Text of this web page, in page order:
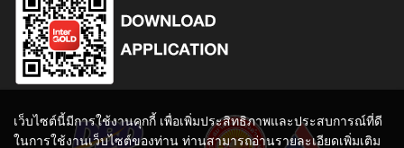
เว็บไซต์นี้มีการใช้งานคุกกี้ เพื่อเพิ่มประสิทธิภาพและประสบการณ์ที่ดี
ในการใช้งานเว็บไซต์ของท่าน ท่านสามารถอ่านรายละเอียดเพิ่มเติม